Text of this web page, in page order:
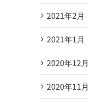
2021年2月
2021年1月
2020年12月
2020年11月